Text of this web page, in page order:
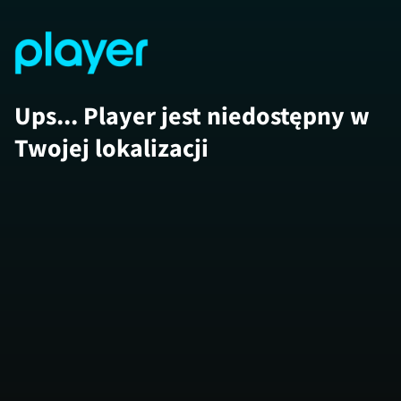
Ups... Player jest niedostępny w
Twojej lokalizacji